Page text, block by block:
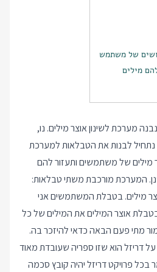
של משתמש
מילים
מערכת לשינון אוצר מילים. נו,
נתחיל לבנות את הטבלאות למערכת
מילים של משתמשים ותעזור להם
המערכת מורכבת משתי טבלאות:
מילים. בטבלת המשתמשים אני
אוצר המילים את המילים של כל
מתי פעם הבאה כדאי להיזכר בה.
דריזל הוא שזו ספריה שעובדת מאוד
בכל פרויקט דריזל יהיה קובץ סכמה